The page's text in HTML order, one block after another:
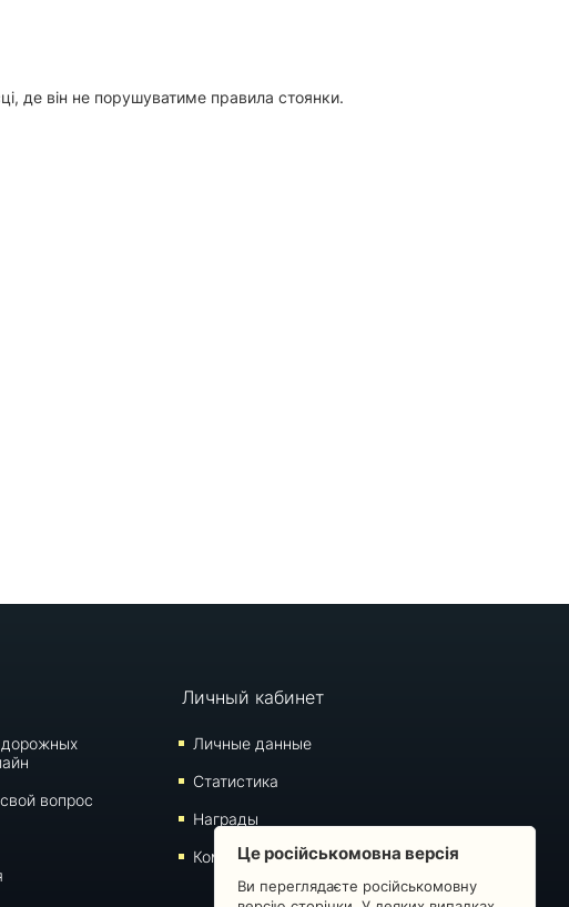
де він не порушуватиме правила стоянки.
дорожных
вопрос
Личный кабинет
Личные данные
Статистика
Награды
Комментарии
Це російськомовна версія
Ви переглядаєте російськомовну